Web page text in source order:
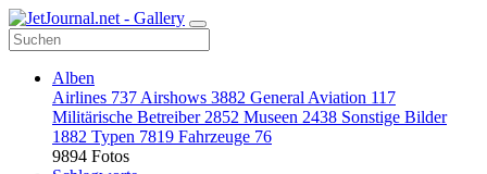
Alben
Airlines 737 Airshows 3882 General Aviation 117
Militärische Betreiber 2852 Museen 2438 Sonstige Bilder
1882 Typen 7819 Fahrzeuge 76
9894 Fotos